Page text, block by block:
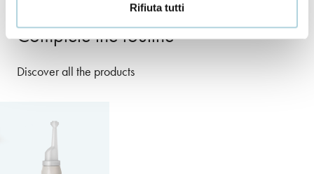
Rifiuta tutti
Complete the routine
Discover all the products